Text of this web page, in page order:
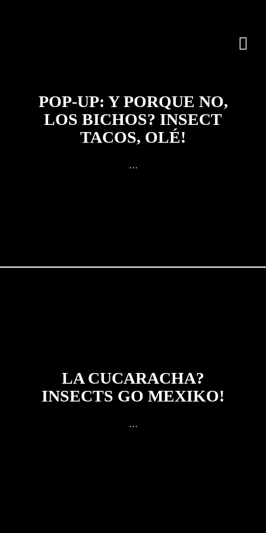
POP-UP: Y PORQUE NO,
LOS BICHOS? INSECT
TACOS, OLÉ!
…
LA CUCARACHA?
INSECTS GO MEXIKO!
…